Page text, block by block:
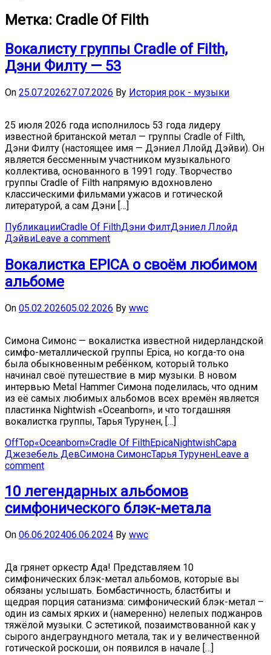
Метка: Cradle Of Filth
Вокалисту группы Cradle of Filth,
Дэни Филту — 53
On 25.07.202627.07.2026 By История рок - музыки
25 июля 2026 года исполнилось 53 года лидеру
известной британской метал — группы Cradle of Filth,
Дэни Филту (настоящее имя — Дэниел Ллойд Дэйви). Он
является бессменным участником музыкального
коллектива, основанного в 1991 году. Творчество
группы Cradle of Filth напрямую вдохновлено
классическими фильмами ужасов и готической
литературой, а сам Дэни […]
ПубликацииCradle Of FilthДэни ФилтДэниел Ллойд
ДэйвиLeave a comment
Вокалистка EPICA о своём любимом
альбоме
On 05.02.202605.02.2026 By wwc
Симона Симонс — вокалистка известной нидерландской
симфо-металлической группы Epica, но когда-то она
была обыкновенным ребёнком, который только
начинал своё путешествие в мир музыки. В новом
интервью Metal Hammer Симона поделилась, что одним
из её самых любимых альбомов всех времён является
пластинка Nightwish «Oceanborn», и что тогдашняя
вокалистка группы, Тарья Турунен, […]
OffTop«Oceanborn»Cradle Of FilthEpicaNightwishСара
Джезебель ДевСимона СимонсТарья ТуруненLeave a
comment
10 легендарных альбомов
симфонического блэк-метала
On 06.06.202406.06.2024 By wwc
Да грянет оркестр Ада! Представляем 10
симфонических блэк-метал альбомов, которые вы
обязаны услышать. Бомбастичность, бластбиты и
щедрая порция сатанизма: симфонический блэк-метал –
один из самых ярких и (намеренно) нелепых поджанров
тяжёлой музыки. С эстетикой, позаимствованной как у
сырого андеграундного метала, так и у величественной
готической роскоши, он появился в начале […]